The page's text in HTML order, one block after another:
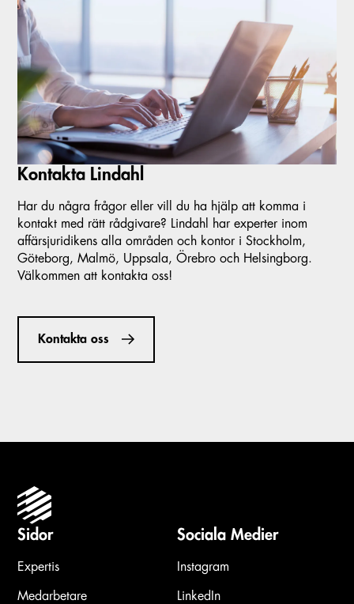
Kontakta Lindahl
Har du några frågor eller vill du ha hjälp att komma i
kontakt med rätt rådgivare? Lindahl har experter inom
affärsjuridikens alla områden och kontor i Stockholm,
Göteborg, Malmö, Uppsala, Örebro och Helsingborg.
Välkommen att kontakta oss!
Kontakta oss
Sidor
Expertis
Medarbetare
Sociala Medier
Instagram
LinkedIn